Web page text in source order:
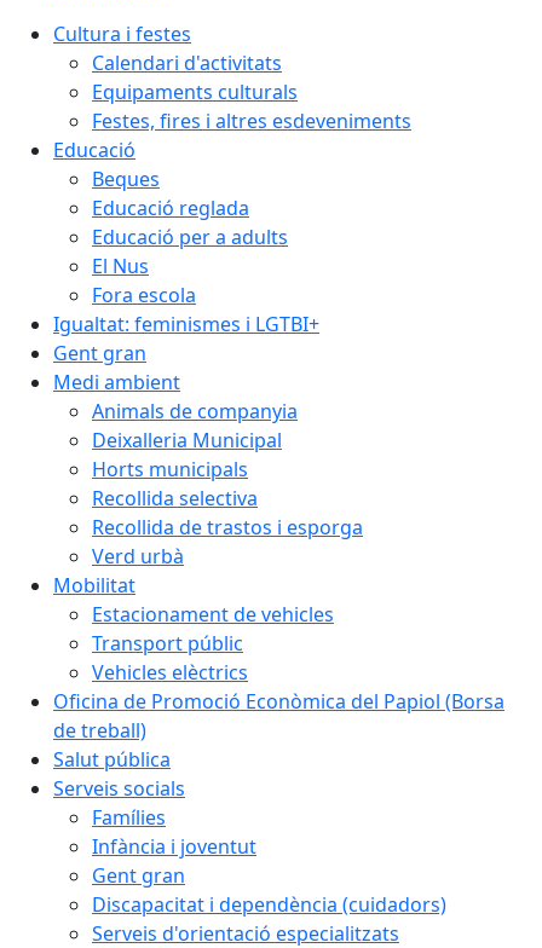
Cultura i festes
Calendari d'activitats
Equipaments culturals
Festes, fires i altres esdeveniments
Educació
Beques
Educació reglada
Educació per a adults
El Nus
Fora escola
Igualtat: feminismes i LGTBI+
Gent gran
Medi ambient
Animals de companyia
Deixalleria Municipal
Horts municipals
Recollida selectiva
Recollida de trastos i esporga
Verd urbà
Mobilitat
Estacionament de vehicles
Transport públic
Vehicles elèctrics
Oficina de Promoció Econòmica del Papiol (Borsa
de treball)
Salut pública
Serveis socials
Famílies
Infància i joventut
Gent gran
Discapacitat i dependència (cuidadors)
Serveis d'orientació especialitzats